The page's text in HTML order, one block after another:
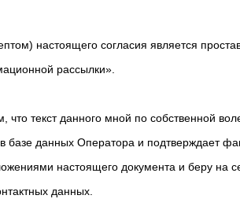
настоящего согласия является
рассылки».
что текст данного мной по собственной
базе данных Оператора и подтверждает
настоящего документа и беру на
данных.